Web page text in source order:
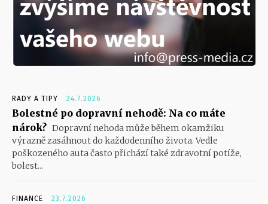
RADY A TIPY 24.7.2026
Bolestné po dopravní nehodě: Na co máte
nárok? Dopravní nehoda může během okamžiku
výrazně zasáhnout do každodenního života. Vedle
poškozeného auta často přichází také zdravotní potíže,
bolest...
FINANCE 23.7.2026